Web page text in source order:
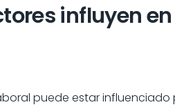
influyen
puede estar